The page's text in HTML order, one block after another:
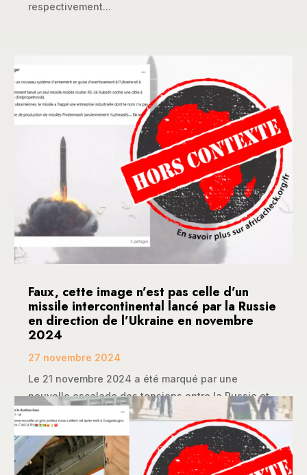
respectivement...
Faux, cette image n’est pas celle d’un
missile intercontinental lancé par la Russie
en direction de l’Ukraine en novembre
2024
27 novembre 2024
Le 21 novembre 2024 a été marqué par une
nouvelle escalade des tensions entre la Russie et...